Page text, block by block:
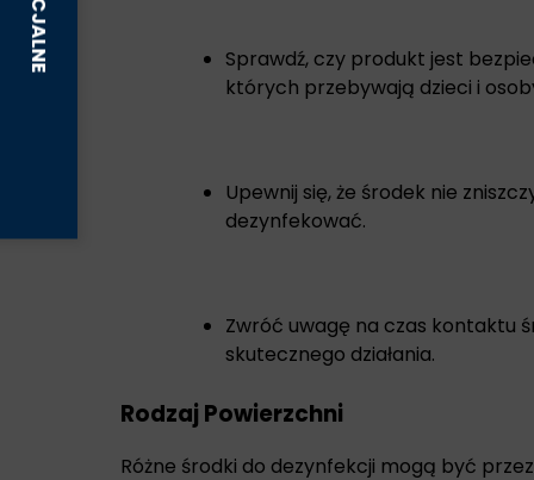
Sprawdź, czy produkt jest
których przebywają dzieci i
Upewnij się, że środek nie
dezynfekować.
Zwróć uwagę na czas kontaktu
skutecznego działania.
Rodzaj Powierzchni
Różne środki do dezynfekcji mogą być